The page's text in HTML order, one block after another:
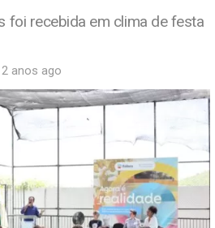
foi recebida em clima de festa
2 anos ago